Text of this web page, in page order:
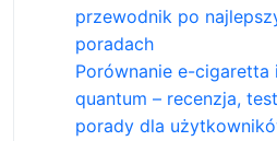
przewodnik po
poradach
Porównanie e-cigaretta
quantum – recenzja,
porady dla